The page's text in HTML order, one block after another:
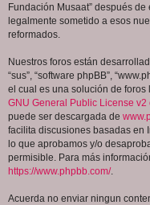
Fundación Musaat” después
legalmente sometido a esos
reformados.
Nuestros foros están
“sus”, “software phpBB”,
el cual es una solución de foros
GNU General Public License v2
puede ser descargada de
facilita discusiones basadas en
lo que aprobamos y/o
permisible. Para más
https://www.phpbb.com/.
Acuerda no enviar ningun